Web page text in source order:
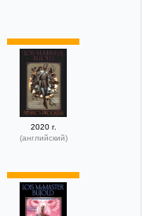
2020 г.
(английский)